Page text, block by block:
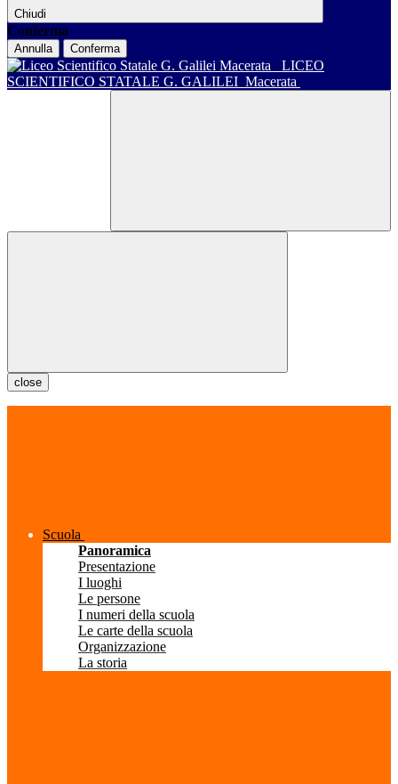
Chiudi
Conferma
Annulla Conferma
LICEO
SCIENTIFICO STATALE G. GALILEI Macerata
close
Scuola
Panoramica
Presentazione
I luoghi
Le persone
I numeri della scuola
Le carte della scuola
Organizzazione
La storia